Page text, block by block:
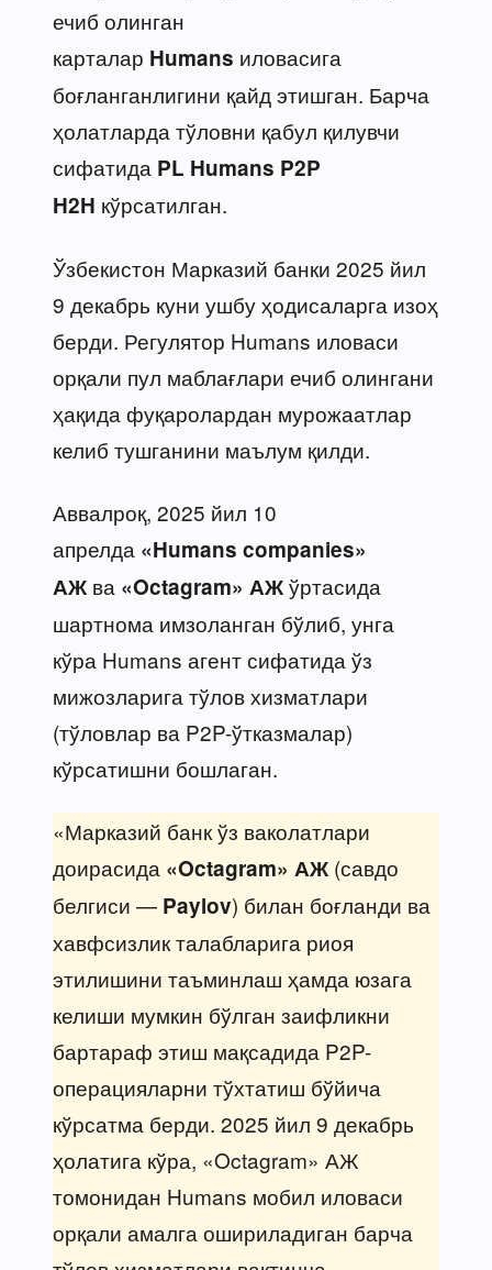
ечиб олинган
карталар Humans иловасига
боғланганлигини қайд этишган. Барча
ҳолатларда тўловни қабул қилувчи
сифатида PL Humans P2P
H2H кўрсатилган.
Ўзбекистон Марказий банки 2025 йил
9 декабрь куни ушбу ҳодисаларга изоҳ
берди. Регулятор Humans иловаси
орқали пул маблағлари ечиб олингани
ҳақида фуқаролардан мурожаатлар
келиб тушганини маълум қилди.
Аввалроқ, 2025 йил 10
апрелда «Humans companies»
АЖ ва «Octagram» АЖўртасида
шартнома имзоланган бўлиб, унга
кўра Humans агент сифатида ўз
мижозларига тўлов хизматлари
(тўловлар ва P2P-ўтказмалар)
кўрсатишни бошлаган.
«Марказий банк ўз ваколатлари
доирасида «Octagram» АЖ (савдо
белгиси — Paylov) билан боғланди ва
хавфсизлик талабларига риоя
этилишини таъминлаш ҳамда юзага
келиши мумкин бўлган заифликни
бартараф этиш мақсадида P2P-
операцияларни тўхтатиш бўйича
кўрсатма берди. 2025 йил 9 декабрь
ҳолатига кўра, «Octagram» АЖ
томонидан Humans мобил иловаси
орқали амалга ошириладиган барча